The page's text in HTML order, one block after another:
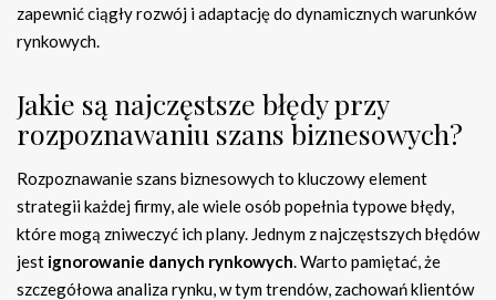
zapewnić ciągły rozwój i adaptację do dynamicznych warunków
rynkowych.
Jakie są najczęstsze błędy przy
rozpoznawaniu szans biznesowych?
Rozpoznawanie szans biznesowych to kluczowy element
strategii każdej firmy, ale wiele osób popełnia typowe błędy,
które mogą zniweczyć ich plany. Jednym z najczęstszych błędów
jest ignorowanie danych rynkowych. Warto pamiętać, że
szczegółowa analiza rynku, w tym trendów, zachowań klientów